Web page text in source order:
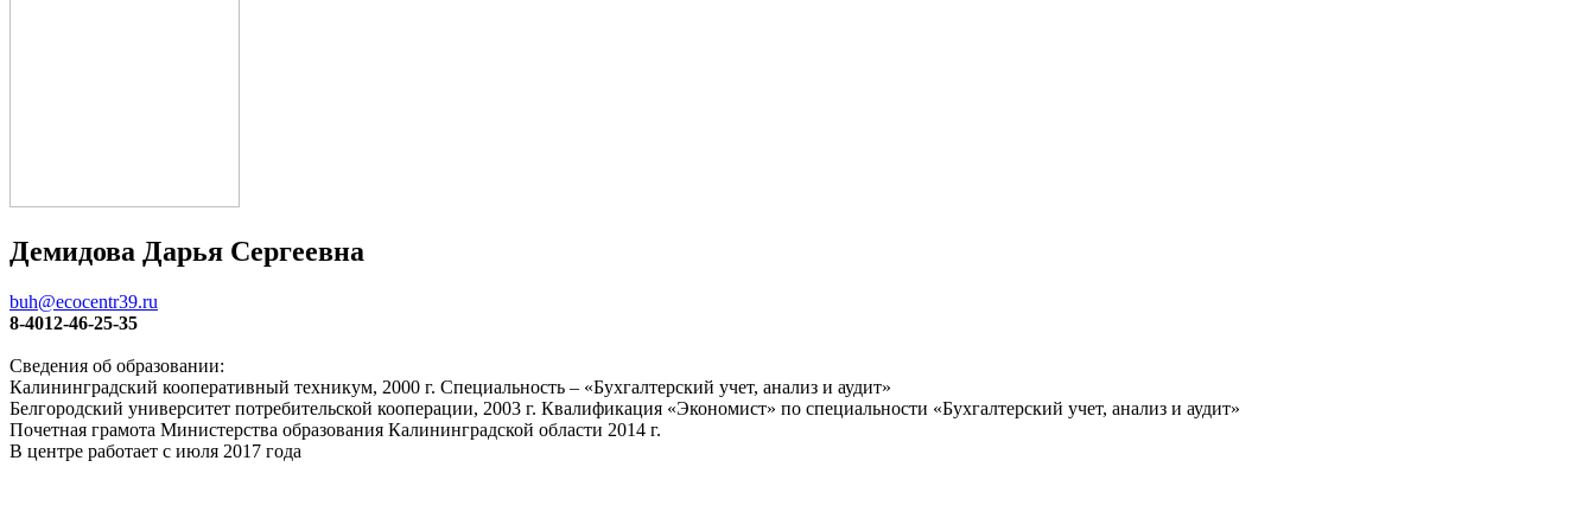
Демидова Дарья Сергеевна
buh@ecocentr39.ru
8-4012-46-25-35
Сведения об образовании:
Калининградский кооперативный техникум, 2000 г. Специальность – «Бухгалтерский учет, анализ и аудит»
Белгородский университет потребительской кооперации, 2003 г. Квалификация «Экономист» по специальности «Бухгалтерский учет, анализ и аудит»
Почетная грамота Министерства образования Калининградской области 2014 г.
В центре работает с июля 2017 года